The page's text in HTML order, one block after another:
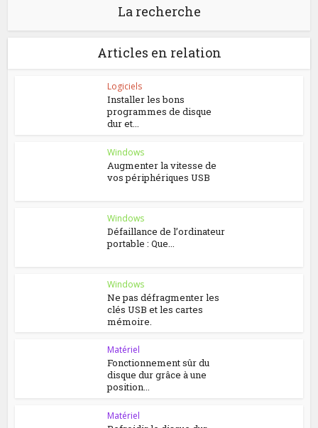
La recherche
Articles en relation
Logiciels
Installer les bons
programmes de disque
dur et...
Windows
Augmenter la vitesse de
vos périphériques USB
Windows
Défaillance de l’ordinateur
portable : Que...
Windows
Ne pas défragmenter les
clés USB et les cartes
mémoire.
Matériel
Fonctionnement sûr du
disque dur grâce à une
position...
Matériel